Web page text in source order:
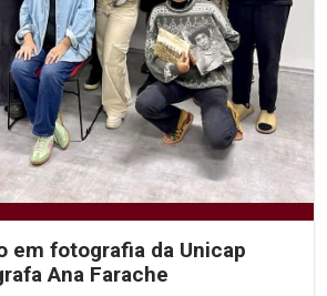
em fotografia da Unicap
Ana Farache